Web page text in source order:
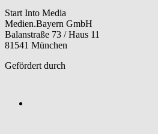
Start Into Media
Medien.Bayern GmbH
Balanstraße 73 / Haus 11
81541 München
Gefördert durch